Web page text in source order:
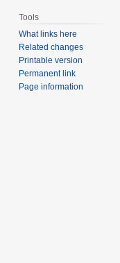
Tools
What links here
Related changes
Printable version
Permanent link
Page information